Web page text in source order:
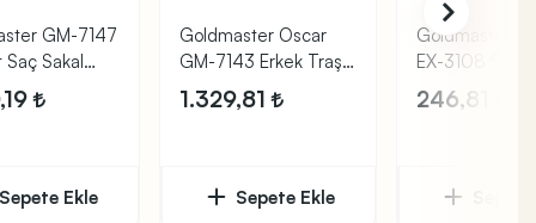
GM-7147
Sakal
Ekle
Goldmaster Oscar
GM-7143 Erkek Traş
Bakım Seti
1.329,81
Sepete Ekle
Goldmaster
EX-3108 Saç
Kesme
246,81